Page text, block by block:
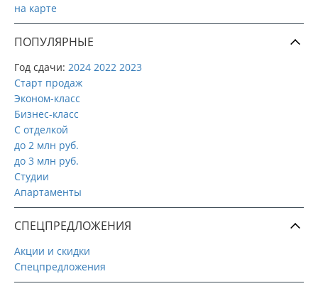
на карте
ПОПУЛЯРНЫЕ
Год сдачи: 2024 2022 2023
Старт продаж
Эконом-класс
Бизнес-класс
С отделкой
до 2 млн руб.
до 3 млн руб.
Студии
Апартаменты
СПЕЦПРЕДЛОЖЕНИЯ
Акции и скидки
Спецпредложения